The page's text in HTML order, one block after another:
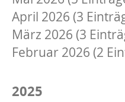
April 2026 (3
März 2026 (3
Februar 2026 (2
2025